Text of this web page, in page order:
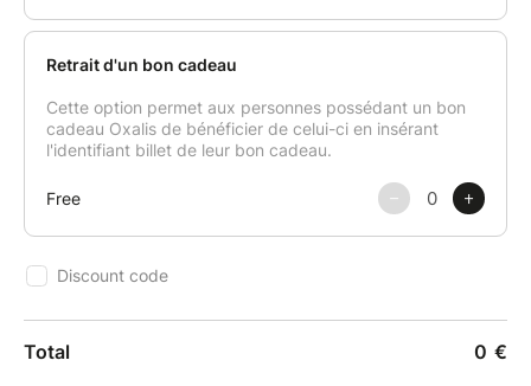
les autres et les leur faire découvrir à travers des
ateliers délicieux et inspirants.
* Le cours pourrait être annulé si le nombre de 6
personnes minimum n'est pas atteint.
cours ne pourra pas faire l’objet d'aucun
l'objet d'un report si le/la participant·e en fait la